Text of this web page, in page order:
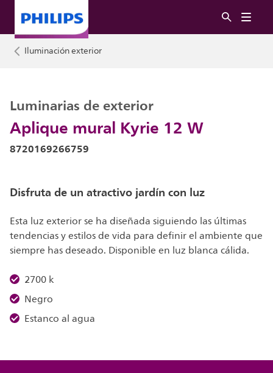
Iluminación exterior
Aplique mural Kyrie 12 W
Luminarias de exterior
8720169266759
Disfruta de un atractivo jardín con luz
Esta luz exterior se ha diseñada siguiendo las últimas
tendencias y estilos de vida para definir el ambiente que
siempre has deseado. Disponible en luz blanca cálida.
2700 k
Negro
Estanco al agua